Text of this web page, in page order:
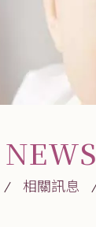
NEWS
相關訊息